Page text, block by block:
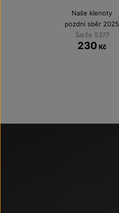
Naše klenoty
pozdní sběr 2025
Šarže 5377
230 Kč